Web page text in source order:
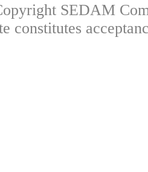
SEDAM
constitutes